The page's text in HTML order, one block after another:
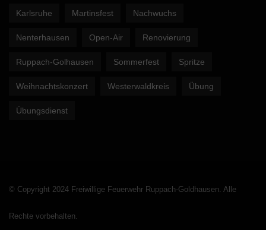
Karlsruhe Martinsfest Nachwuchs
Nenterhausen Open-Air Renovierung
Ruppach-Golhausen Sommerfest Spritze
Weihnachtskonzert Westerwaldkreis Übung
Übungsdienst
© Copyright 2024 Freiwillige Feuerwehr Ruppach-Goldhausen. Alle
Rechte vorbehalten.